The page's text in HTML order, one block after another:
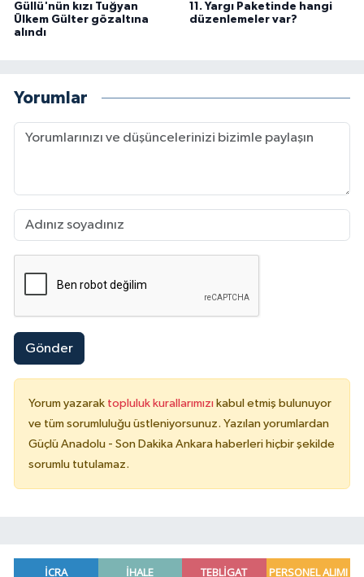
Güllü'nün kızı Tuğyan
Ülkem Gülter gözaltına
alındı
11. Yargı Paketinde hangi
düzenlemeler var?
Yorumlar
Gönder
Yorum yazarak topluluk kurallarımızı kabul etmiş bulunuyor
ve tüm sorumluluğu üstleniyorsunuz. Yazılan yorumlardan
Güçlü Anadolu - Son Dakika Ankara haberleri hiçbir şekilde
sorumlu tutulamaz.